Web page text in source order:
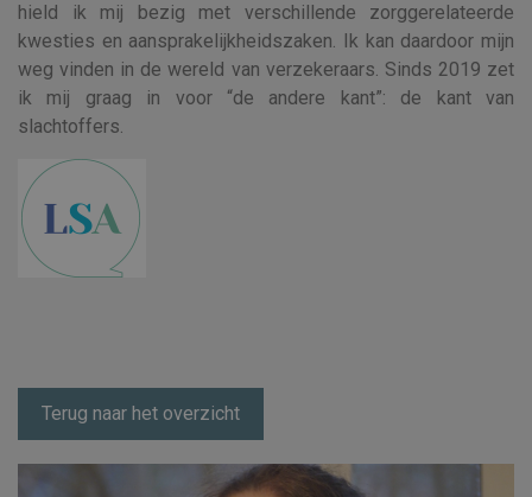
hield ik mij bezig met verschillende zorggerelateerde
kwesties en aansprakelijkheidszaken. Ik kan daardoor mijn
weg vinden in de wereld van verzekeraars. Sinds 2019 zet
ik mij graag in voor “de andere kant”: de kant van
slachtoffers.
Terug naar het overzicht